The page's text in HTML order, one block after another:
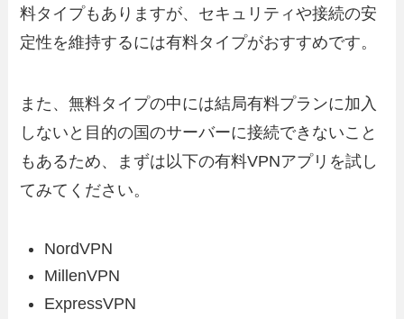
料タイプもありますが、セキュリティや接続の安
定性を維持するには有料タイプがおすすめです。
また、無料タイプの中には結局有料プランに加入
しないと目的の国のサーバーに接続できないこと
もあるため、まずは以下の有料VPNアプリを試し
てみてください。
NordVPN
MillenVPN
ExpressVPN